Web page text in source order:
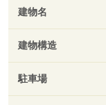
建物名
建物構造
駐車場